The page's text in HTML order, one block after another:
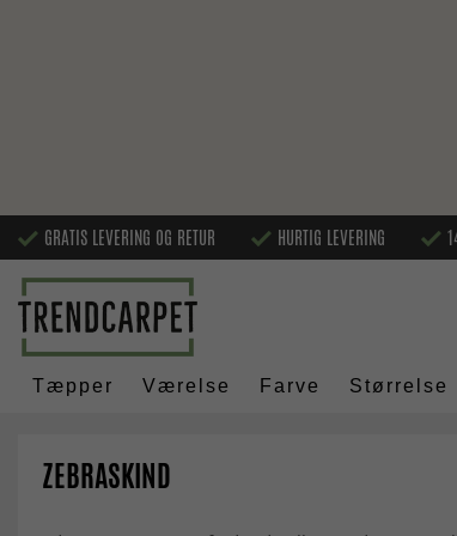
GRATIS LEVERING OG RETUR HURTIG LEVERING
Tæpper Værelse Farve Størrelse
ZEBRASKIND